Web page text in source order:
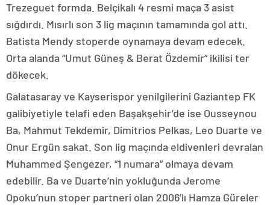
Trezeguet formda. Belçikalı 4 resmi maça 3 asist
sığdırdı. Mısırlı son 3 lig maçının tamamında gol attı.
Batista Mendy stoperde oynamaya devam edecek.
Orta alanda “Umut Güneş & Berat Özdemir” ikilisi ter
dökecek.
Galatasaray ve Kayserispor yenilgilerini Gaziantep FK
galibiyetiyle telafi eden Başakşehir’de ise Ousseynou
Ba, Mahmut Tekdemir, Dimitrios Pelkas, Leo Duarte ve
Onur Ergün sakat. Son lig maçında eldivenleri devralan
Muhammed Şengezer, “1 numara” olmaya devam
edebilir. Ba ve Duarte’nin yokluğunda Jerome
Opoku’nun stoper partneri olan 2006’lı Hamza Güreler